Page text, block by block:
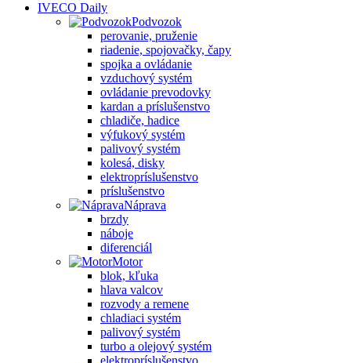
IVECO Daily
Podvozok
perovanie, pruženie
riadenie, spojovačky, čapy
spojka a ovládanie
vzduchový systém
ovládanie prevodovky
kardan a príslušenstvo
chladiče, hadice
výfukový systém
palivový systém
kolesá, disky
elektropríslušenstvo
príslušenstvo
Náprava
brzdy
náboje
diferenciál
Motor
blok, kľuka
hlava valcov
rozvody a remene
chladiaci systém
palivový systém
turbo a olejový systém